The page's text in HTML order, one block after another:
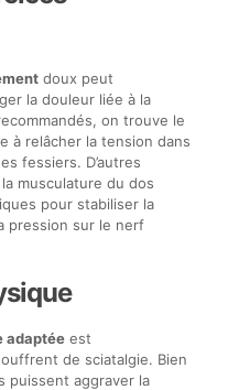
doux peut
la douleur liée à la
on trouve le
à relâcher la tension dans
fessiers. D’autres
musculature du dos
pour stabiliser la
pression sur le nerf
adaptéeest
de sciatalgie. Bien
puissent aggraver la